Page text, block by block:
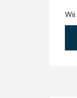
Wij